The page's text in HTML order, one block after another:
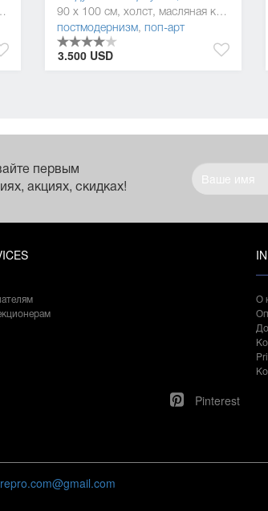
краска
90 x 100 см, холст, масляная краска
постмодернизм, поп-арт
3.500 USD
первым
акциях, скидках!
О
Pinterest